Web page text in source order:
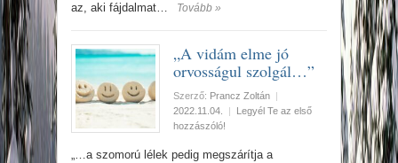
az, aki fájdalmat…
Tovább »
„A vidám elme jó
orvosságul szolgál…”
Szerző: Prancz Zoltán |
2022.11.04.
|
Legyél Te az első
hozzászóló!
„…a szomorú lélek pedig megszárítja a